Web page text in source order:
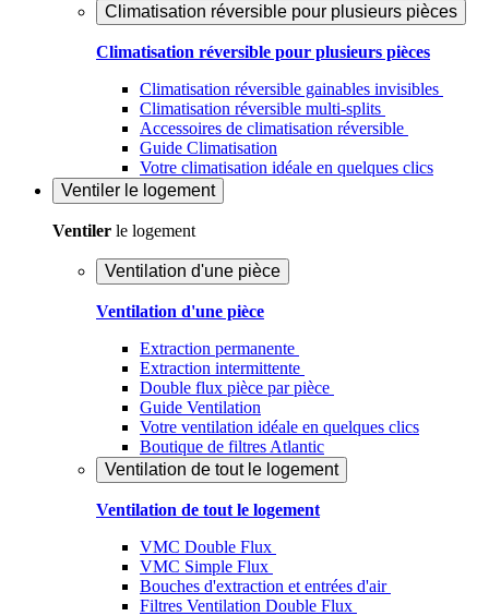
Climatisation réversible pour plusieurs pièces
Climatisation réversible pour plusieurs pièces
Climatisation réversible gainables invisibles
Climatisation réversible multi-splits
Accessoires de climatisation réversible
Guide Climatisation
Votre climatisation idéale en quelques clics
Ventiler le logement
Ventiler le logement
Ventilation d'une pièce
Ventilation d'une pièce
Extraction permanente
Extraction intermittente
Double flux pièce par pièce
Guide Ventilation
Votre ventilation idéale en quelques clics
Boutique de filtres Atlantic
Ventilation de tout le logement
Ventilation de tout le logement
VMC Double Flux
VMC Simple Flux
Bouches d'extraction et entrées d'air
Filtres Ventilation Double Flux